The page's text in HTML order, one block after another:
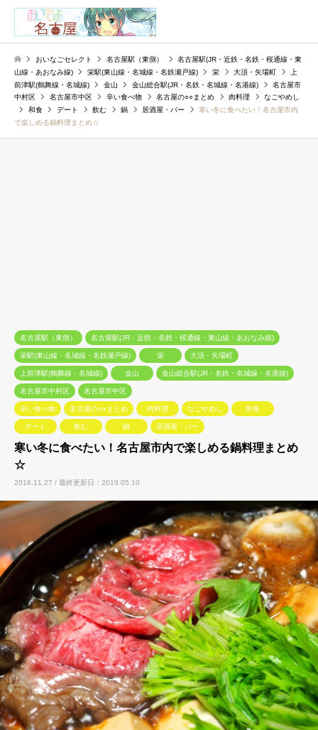
おいなごセレクト 名古屋駅（東側）
名古屋駅(JR・近鉄・名鉄・桜通線・東
山線・あおなみ線)
栄駅(東山線・名城線・名鉄瀬戸線) 栄 大須・矢場町
上
前津駅(鶴舞線・名城線)
金山 金山総合駅(JR・名鉄・名城線・名港線)
名古屋市
中村区
名古屋市中区 辛い食べ物 名古屋の○○まとめ 肉料理
なごやめし
和食
デート 飲む 鍋 居酒屋・バー
寒い冬に食べたい！名古屋市内
で楽しめる鍋料理まとめ☆
名古屋駅（東側） 名古屋駅(JR・近鉄・名鉄・桜通線・東山線・あおなみ線)
栄駅(東山線・名城線・名鉄瀬戸線) 栄 大須・矢場町
上前津駅(鶴舞線・名城線) 金山 金山総合駅(JR・名鉄・名城線・名港線)
名古屋市中村区 名古屋市中区
辛い食べ物 名古屋の○○まとめ 肉料理 なごやめし 和食
デート 飲む 鍋 居酒屋・バー
寒い冬に食べたい！名古屋市内で楽しめる鍋料理まとめ
☆
2018.11.27 / 最終更新日：2019.05.10